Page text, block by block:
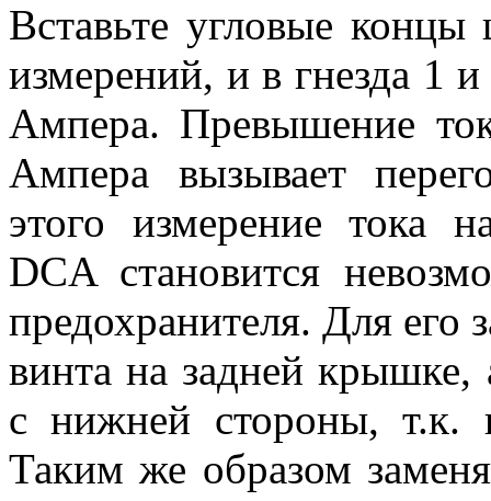
Вставьте угловые
измерений, и в гнезда 1
Ампера. Превышение
Ампера вызывает
этого измерение тока
DCA становится
предохранителя. Для его
винта на задней крышке,
с нижней стороны, т.к.
Таким же образом